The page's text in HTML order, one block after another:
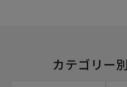
カテゴリー